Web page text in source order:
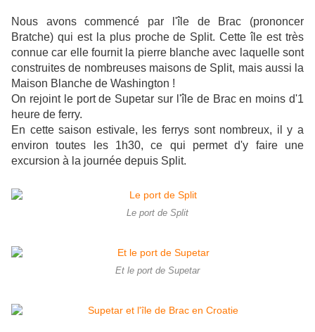
Nous avons commencé par l'île de Brac (prononcer
Bratche) qui est la plus proche de Split. Cette île est très
connue car elle fournit la pierre blanche avec laquelle sont
construites de nombreuses maisons de Split, mais aussi la
Maison Blanche de Washington !
On rejoint le port de Supetar sur l'île de Brac en moins d'1
heure de ferry.
En cette saison estivale, les ferrys sont nombreux, il y a
environ toutes les 1h30, ce qui permet d'y faire une
excursion à la journée depuis Split.
Le port de Split
Et le port de Supetar